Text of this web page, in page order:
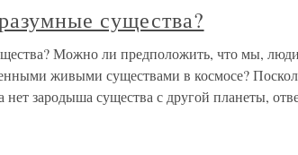
существа?
Можно ли предположить, что мы,
живыми существами в космосе?
зародыша существа с другой планеты,